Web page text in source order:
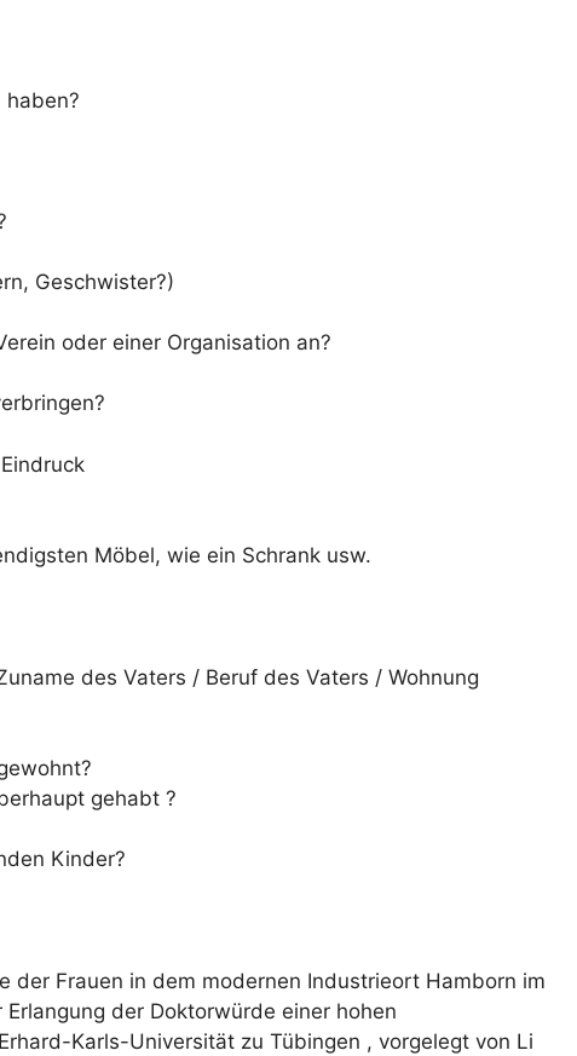
haben?
Geschwister?)
oder einer Organisation an?
Möbel, wie ein Schrank usw.
des Vaters / Beruf des Vaters / Wohnung
gehabt ?
Kinder?
der Frauen in dem modernen Industrieort Hamborn im
der Doktorwürde einer hohen
Karls-Universität zu Tübingen , vorgelegt von Li